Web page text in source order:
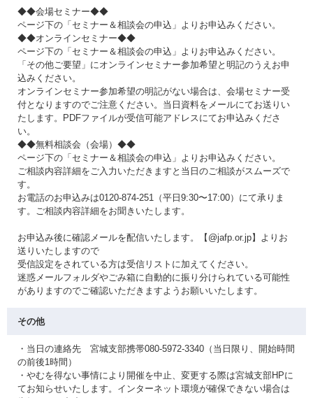
◆◆会場セミナー◆◆
ページ下の「セミナー＆相談会の申込」よりお申込みください。
◆◆オンラインセミナー◆◆
ページ下の「セミナー＆相談会の申込」よりお申込みください。
「その他ご要望」にオンラインセミナー参加希望と明記のうえお申
込みください。
オンラインセミナー参加希望の明記がない場合は、会場セミナー受
付となりますのでご注意ください。当日資料をメールにてお送りい
たします。PDFファイルが受信可能アドレスにてお申込みくださ
い。
◆◆無料相談会（会場）◆◆
ページ下の「セミナー＆相談会の申込」よりお申込みください。
ご相談内容詳細をご入力いただきますと当日のご相談がスムーズで
す。
お電話のお申込みは0120-874-251（平日9:30〜17:00）にて承りま
す。ご相談内容詳細をお聞きいたします。
お申込み後に確認メールを配信いたします。【@jafp.or.jp】よりお
送りいたしますので
受信設定をされている方は受信リストに加えてください。
迷惑メールフォルダやごみ箱に自動的に振り分けられている可能性
がありますのでご確認いただきますようお願いいたします。
その他
・当日の連絡先 宮城支部携帯080-5972-3340（当日限り、開始時間
の前後1時間）
・やむを得ない事情により開催を中止、変更する際は宮城支部HPに
てお知らせいたします。インターネット環境が確保できない場合は